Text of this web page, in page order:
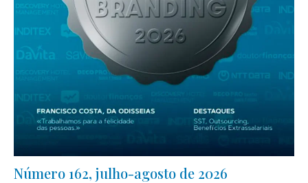
Número 162, julho-agosto de 2026